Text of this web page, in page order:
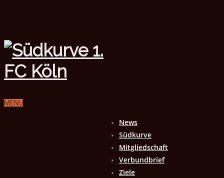
MENU
News
Südkurve
Mitgliedschaft
Verbundbrief
Ziele